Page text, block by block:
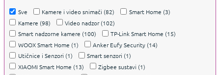
Sve Kamere i video snimači (82) Smart Home (3)
Kamere (98) Video nadzor(102)
Smart nadzorne kamere (100) TP-Link Smart Home (15)
WOOX Smart Home (1) Anker Eufy Security (14)
Utičnice i Senzori (1) Smart senzori (1)
XIAOMI Smart Home (13) Zigbee sustavi (1)